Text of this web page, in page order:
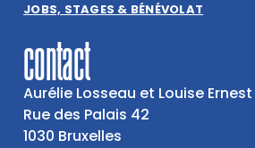
JOBS, STAGES & BÉNÉVOLAT
contact
Aurélie Losseau et Louise Ernest
Rue des Palais 42
1030 Bruxelles